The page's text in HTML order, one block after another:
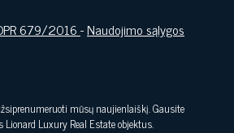
679/2016-Naudojimo sąlygos
mūsų naujienlaiškį. Gausite
Luxury Real Estate objektus.